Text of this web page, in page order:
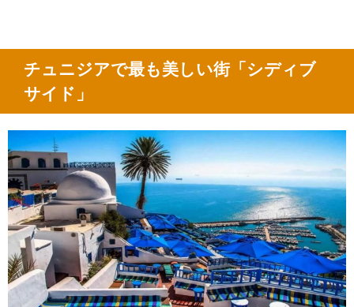
チュニジアで最も美しい街「シディブ
サイド」